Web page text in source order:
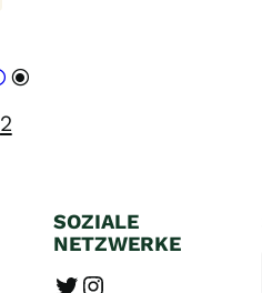
2
SOZIALE
NETZWERKE
Twitter Instagram